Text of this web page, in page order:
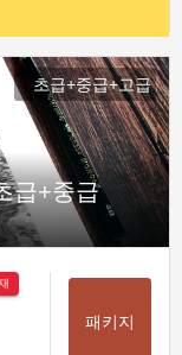
초급+중급+고급
급+중급
패키지